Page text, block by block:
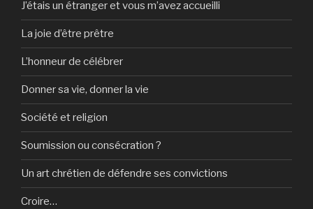
J’étais un étranger et vous m’avez accueilli
La joie d’être prêtre
L’honneur de célébrer
Donner sa vie, donner la vie
Société et religion
Soumission ou consécration ?
Un art chrétien de défendre ses convictions
Croire…